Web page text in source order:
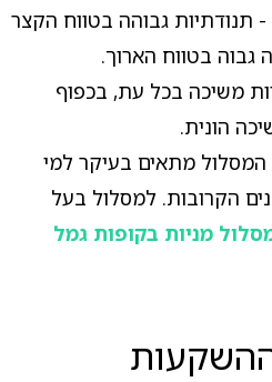
- תנודתיות גבוהה בטווח הקצר
גבוה בטווח הארוך.
משיכה בכל עת, בכפוף
הונית.
מתאים בעיקר למי
הקרובות. למסלול בעל
מניות בקופות גמל